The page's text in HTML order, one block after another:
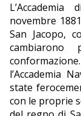
novembre
San Jacopo,
l’Accademia
state
con le proprie